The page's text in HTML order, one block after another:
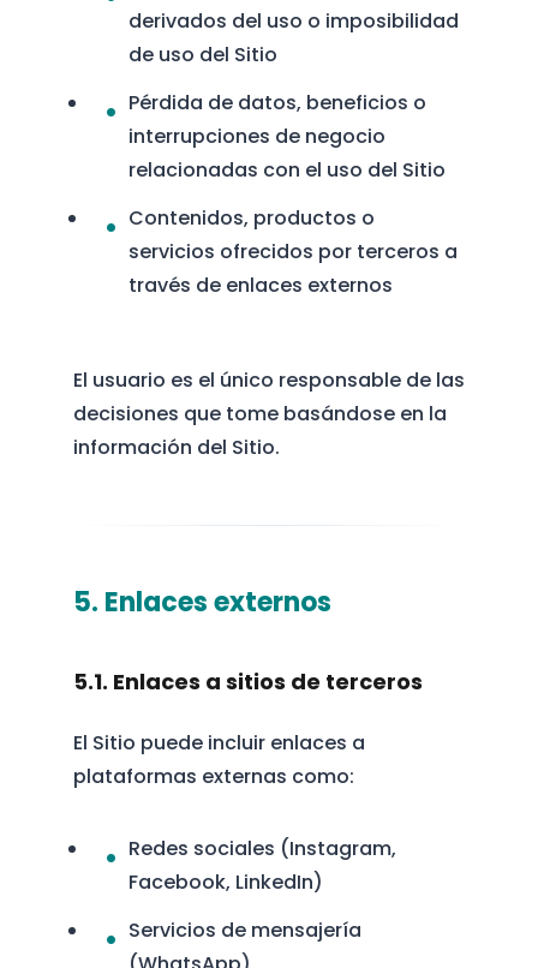
derivados del uso o imposibilidad
de uso del Sitio
Pérdida de datos, beneficios o
interrupciones de negocio
relacionadas con el uso del Sitio
Contenidos, productos o
servicios ofrecidos por terceros a
través de enlaces externos
El usuario es el único responsable de las
decisiones que tome basándose en la
información del Sitio.
5. Enlaces externos
5.1. Enlaces a sitios de terceros
El Sitio puede incluir enlaces a
plataformas externas como:
Redes sociales (Instagram,
Facebook, LinkedIn)
Servicios de mensajería